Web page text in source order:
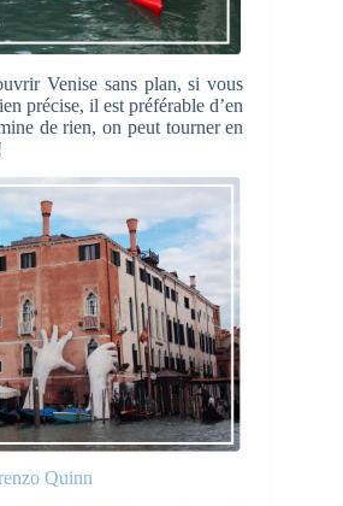
Venise sans plan, si vous
précise, il est préférable d’en
de rien, on peut tourner en
Quinn